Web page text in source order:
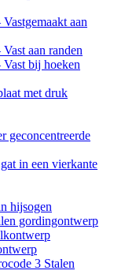
aan
aan randen
Vast bij hoeken
met druk
geconcentreerde
in een vierkante
hijsogen
gordingontwerp
3 Stalen